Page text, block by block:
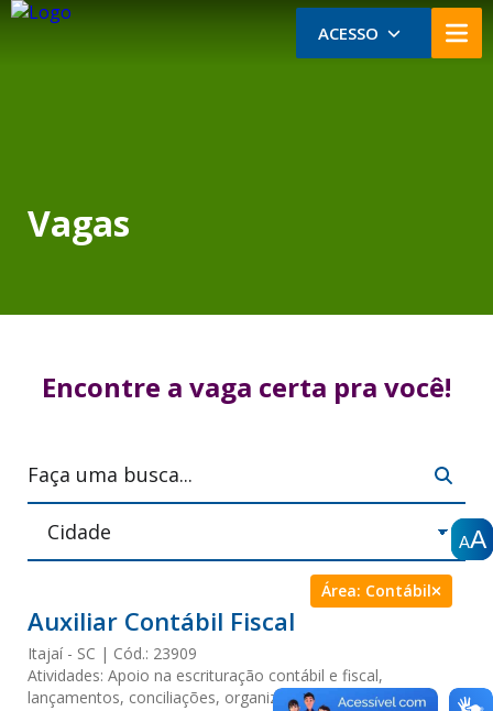
AA
AA
AA
ACESSO
Vagas
Encontre a vaga certa pra você!
Área: Contábil
Auxiliar Contábil Fiscal
Itajaí - SC Cód.: 23909
Atividades: Apoio na escrituração contábil e fiscal,
lançamentos, conciliações, organização de documentos,